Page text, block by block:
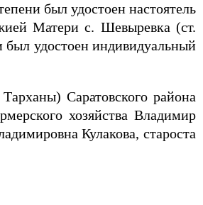
был удостоен настоятель
Матери с. Шевыревка (ст.
был удостоен индивидуальный
Саратовского района
хозяйства Владимир
Кулакова, староста